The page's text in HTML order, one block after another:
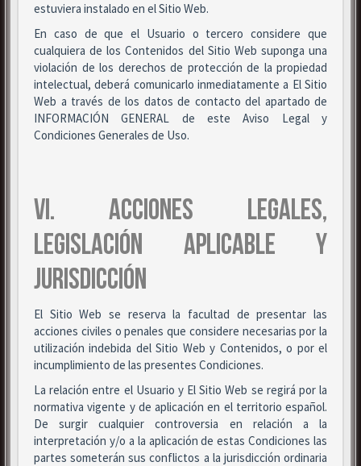
estuviera instalado en el Sitio Web.
En caso de que el Usuario o tercero considere que
cualquiera de los Contenidos del Sitio Web suponga una
violación de los derechos de protección de la propiedad
intelectual, deberá comunicarlo inmediatamente a El Sitio
Web a través de los datos de contacto del apartado de
INFORMACIÓN GENERAL de este Aviso Legal y
Condiciones Generales de Uso.
VI. ACCIONES LEGALES,
LEGISLACIÓN APLICABLE Y
JURISDICCIÓN
El Sitio Web se reserva la facultad de presentar las
acciones civiles o penales que considere necesarias por la
utilización indebida del Sitio Web y Contenidos, o por el
incumplimiento de las presentes Condiciones.
La relación entre el Usuario y El Sitio Web se regirá por la
normativa vigente y de aplicación en el territorio español.
De surgir cualquier controversia en relación a la
interpretación y/o a la aplicación de estas Condiciones las
partes someterán sus conflictos a la jurisdicción ordinaria